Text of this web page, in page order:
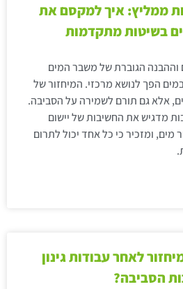
ממליץ: איך למקסם את
בשיטות מתקדמות
וההבנה הגוברת של משבר המים
הפך לנושא מרכזי. המיחזור של
אלא גם תורם לשמירה על הסביבה.
מדגיש את החשיבות של יישום
ומזכיר כי כל אחד יכול לתרום
לאחר עבודות גינון
הסביבה?